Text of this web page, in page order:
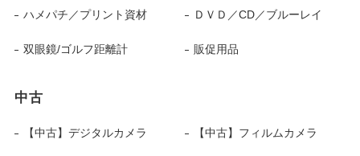
ハメパチ／プリント資材 ＤＶＤ／CD／ブルーレイ
双眼鏡/ゴルフ距離計 販促用品
中古
【中古】デジタルカメラ 【中古】フィルムカメラ